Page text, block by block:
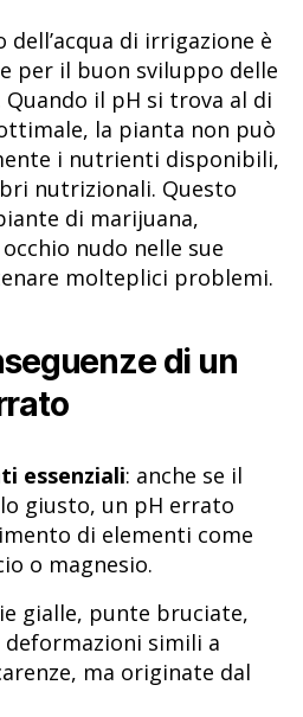
di irrigazione è
per il buon sviluppo delle
il pH si trova al di
la pianta non può
i nutrienti disponibili,
nutrizionali. Questo
di marijuana,
nudo nelle sue
molteplici problemi.
di un
essenziali: anche se il
giusto, un pH errato
di elementi come
o magnesio.
gialle, punte bruciate,
simili a
ma originate dal